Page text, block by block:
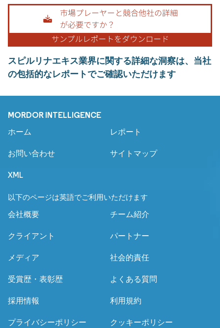
スピルリナエキス業界に関する詳細な洞察は、当社
の包括的なレポートでご確認いただけます
MORDOR INTELLIGENCE
ホーム レポート
お問い合わせ サイトマップ
XML
以下のページは英語でご利用いただけます
会社概要 チーム紹介
クライアント パートナー
メディア 社会的責任
受賞歴・表彰歴 よくある質問
採用情報 利用規約
プライバシーポリシー クッキーポリシー